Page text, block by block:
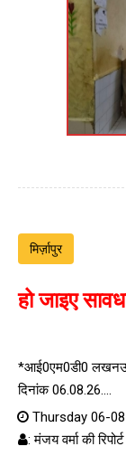
मिर्ज़ापुर
हो जाइए
*आई0एम0डी0 लखनऊ
दिनांक 06.08.26....
Thursday 06-
: मंजय वर्मा की रिपोर्ट